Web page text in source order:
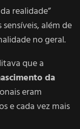
realidade”
além de
no geral.
que a
da
eram
e cada vez mais